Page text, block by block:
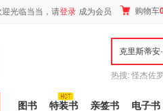
迎光临当当，请登录 成为会员 购物车
热搜: 怪杰佐
图书 特装书 亲签书 电子书